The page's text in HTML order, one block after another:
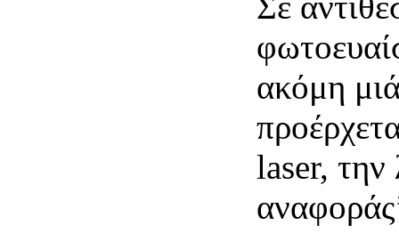
ακόμη
laser, την